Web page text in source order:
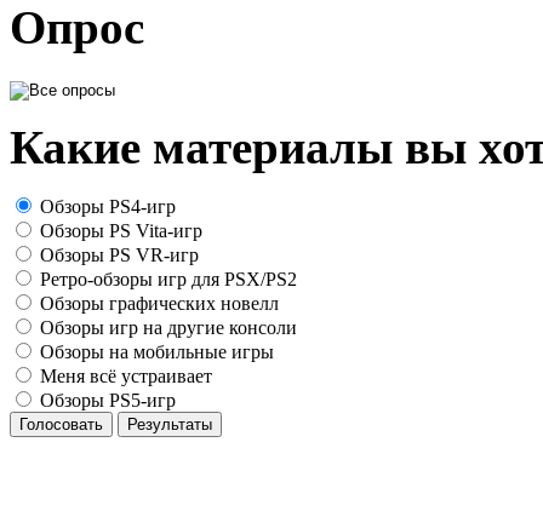
Опрос
Какие материалы вы
Обзоры PS4-игр
Обзоры PS Vita-игр
Обзоры PS VR-игр
Ретро-обзоры игр для PSX/PS2
Обзоры графических новелл
Обзоры игр на другие консоли
Обзоры на мобильные игры
Меня всё устраивает
Обзоры PS5-игр
Голосовать Результаты